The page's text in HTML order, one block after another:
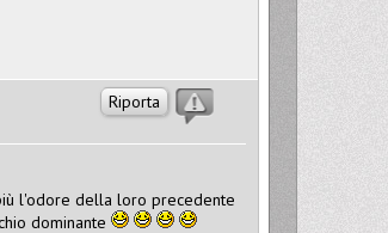
Riporta
l'odore della loro precedente
dominante